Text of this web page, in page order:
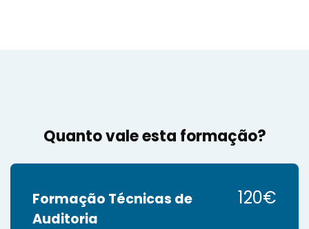
Quanto vale esta formação?
Formação Técnicas de
Auditoria
120€